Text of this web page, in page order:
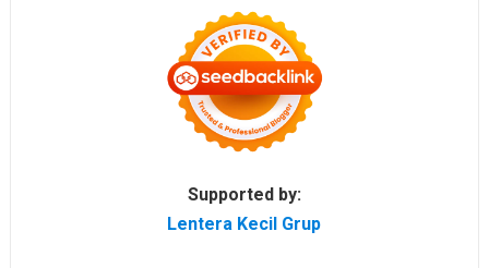
Supported by:
Lentera Kecil Grup